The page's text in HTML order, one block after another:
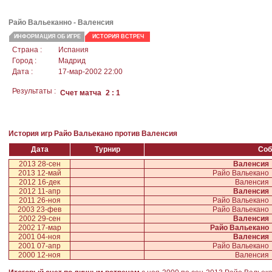
Райо Вальеканно - Валенсия
ИНФОРМАЦИЯ ОБ ИГРЕ ИСТОРИЯ ВСТРЕЧ
Страна :
Испания
Город :
Мадрид
Дата :
17-мар-2002 22:00
Результаты : Счет матча 2 : 1
История игр Райо Вальекано против Валенсия
Дата
Турнир
2013 28-сен
Валенсия
2013 12-май
Райо Вальекано
2012 16-дек
Валенсия
2012 11-апр
Валенсия
2011 26-ноя
Райо Вальекано
2003 23-фев
Райо Вальекано
2002 29-сен
Валенсия
2002 17-мар
Райо Вальекано
2001 04-ноя
Валенсия
2001 07-апр
Райо Вальекано
2000 12-ноя
Валенсия